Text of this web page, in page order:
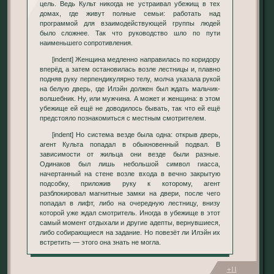
цель. Ведь Культ никогда не устраивал убежищ в тех
домах, где живут полные семьи: работать над
программой для взаимодействующей группы людей
было сложнее. Так что руководство шло по пути
наименьшего сопротивления.
[indent] Женщина медленно направилась по коридору
вперёд, а затем остановилась возле лестницы и, плавно
подняв руку перпендикулярно телу, молча указала рукой
на белую дверь, где Илэйн должен был ждать мальчик-
волшебник. Ну, или мужчина. А может и женщина: в этом
убежище ей ещё не доводилось бывать, так что ей ещё
предстояло познакомиться с местным смотрителем.
[indent] Но система везде была одна: открыв дверь,
агент Культа попадал в обыкновенный подвал. В
зависимости от жильца они везде были разные.
Одинаков был лишь небольшой символ гиасса,
начертанный на стене возле входа в вечно закрытую
подсобку, приложив руку к которому, агент
разблокировал магнитные замки на двери, после чего
попадал в лифт, либо на очередную лестницу, внизу
которой уже ждал смотритель. Иногда в убежище в этот
самый момент отдыхали и другие адепты, вернувшиеся,
либо собирающиеся на задание. Но повезёт ли Илэйн их
встретить — этого она знать не могла.
+11